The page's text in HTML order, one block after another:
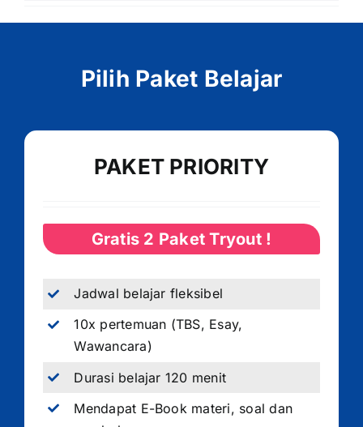
Pilih Paket Belajar
PAKET PRIORITY
Gratis 2 Paket Tryout !
Jadwal belajar fleksibel
10x pertemuan (TBS, Esay,
Wawancara)
Durasi belajar 120 menit
Mendapat E-Book materi, soal dan